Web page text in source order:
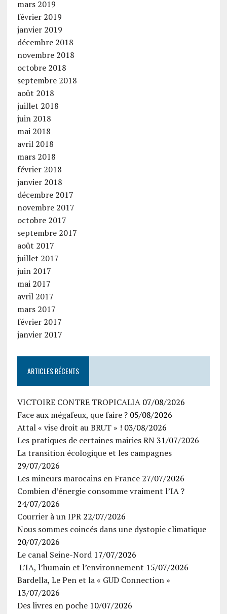
mars 2019
février 2019
janvier 2019
décembre 2018
novembre 2018
octobre 2018
septembre 2018
août 2018
juillet 2018
juin 2018
mai 2018
avril 2018
mars 2018
février 2018
janvier 2018
décembre 2017
novembre 2017
octobre 2017
septembre 2017
août 2017
juillet 2017
juin 2017
mai 2017
avril 2017
mars 2017
février 2017
janvier 2017
ARTICLES RÉCENTS
VICTOIRE CONTRE TROPICALIA 07/08/2026
Face aux mégafeux, que faire ? 05/08/2026
Attal « vise droit au BRUT » ! 03/08/2026
Les pratiques de certaines mairies RN 31/07/2026
La transition écologique et les campagnes
29/07/2026
Les mineurs marocains en France 27/07/2026
Combien d’énergie consomme vraiment l’IA ?
24/07/2026
Courrier à un IPR 22/07/2026
Nous sommes coincés dans une dystopie climatique
20/07/2026
Le canal Seine-Nord 17/07/2026
L’IA, l’humain et l’environnement 15/07/2026
Bardella, Le Pen et la « GUD Connection »
13/07/2026
Des livres en poche 10/07/2026